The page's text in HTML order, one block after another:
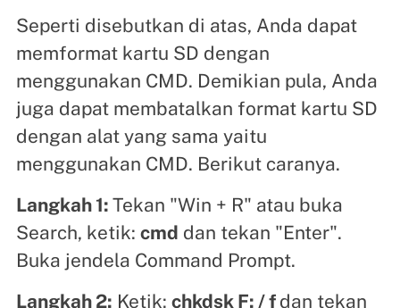
Seperti disebutkan di atas, Anda dapat
memformat kartu SD dengan
menggunakan CMD. Demikian pula, Anda
juga dapat membatalkan format kartu SD
dengan alat yang sama yaitu
menggunakan CMD. Berikut caranya.
Langkah 1: Tekan "Win + R" atau buka
Search, ketik: cmd dan tekan "Enter".
Buka jendela Command Prompt.
Langkah 2: Ketik: chkdsk F: / f dan tekan